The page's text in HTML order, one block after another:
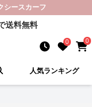
シースカーフ
送料無料
0 0
人気ランキング